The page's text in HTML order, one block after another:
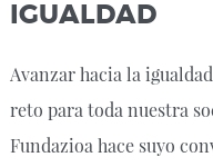
IGUALDAD
Avanzar hacia la
reto para toda nuestra
Fundazioa hace suyo